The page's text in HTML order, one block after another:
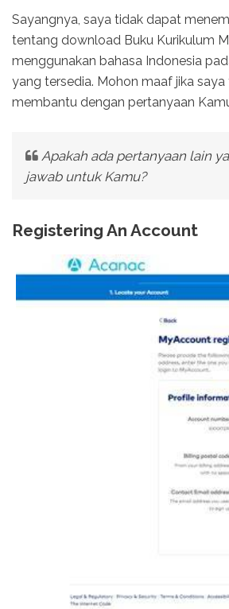
Sayangnya, saya tidak dapat
tentang download Buku Kurikulum
menggunakan bahasa Indonesia
yang tersedia. Mohon maaf jika
membantu dengan pertanyaan
Apakah ada pertanyaan lain
jawab untuk Kamu?
Registering An Account